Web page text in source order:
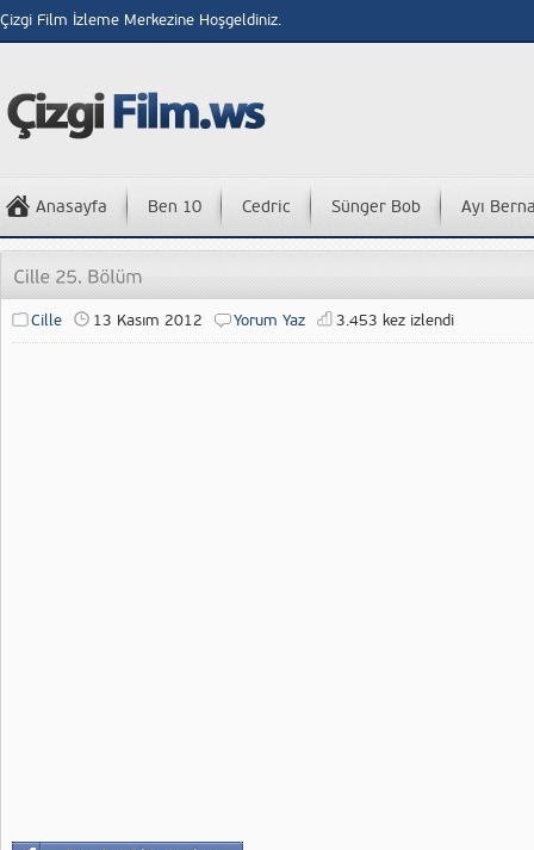
Çizgi Film İzleme Merkezine Hoşgeldiniz.
Anasayfa Ben 10 Cedric Sünger Bob Ayı
Cille 13 Kasım 2012 Yorum Yaz 3.453 kez izlendi